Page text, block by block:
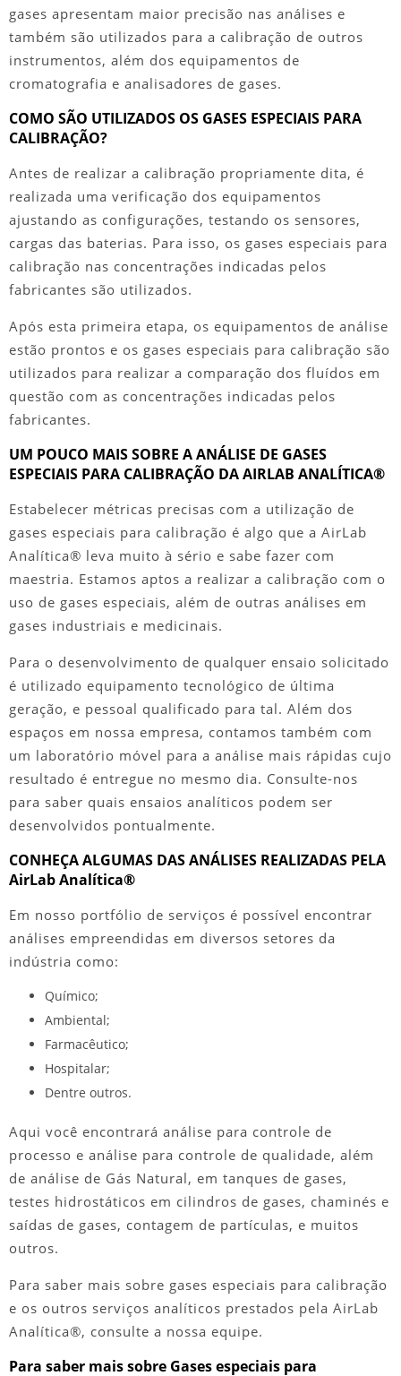
gases apresentam maior precisão nas análises e
também são utilizados para a calibração de outros
instrumentos, além dos equipamentos de
cromatografia e analisadores de gases.
COMO SÃO UTILIZADOS OS GASES ESPECIAIS PARA
CALIBRAÇÃO?
Antes de realizar a calibração propriamente dita, é
realizada uma verificação dos equipamentos
ajustando as configurações, testando os sensores,
cargas das baterias. Para isso, os gases especiais para
calibração nas concentrações indicadas pelos
fabricantes são utilizados.
Após esta primeira etapa, os equipamentos de análise
estão prontos e os gases especiais para calibração são
utilizados para realizar a comparação dos fluídos em
questão com as concentrações indicadas pelos
fabricantes.
UM POUCO MAIS SOBRE A ANÁLISE DE GASES
ESPECIAIS PARA CALIBRAÇÃO DA AIRLAB ANALÍTICA®
Estabelecer métricas precisas com a utilização de
gases especiais para calibração é algo que a AirLab
Analítica® leva muito à sério e sabe fazer com
maestria. Estamos aptos a realizar a calibração com o
uso de gases especiais, além de outras análises em
gases industriais e medicinais.
Para o desenvolvimento de qualquer ensaio solicitado
é utilizado equipamento tecnológico de última
geração, e pessoal qualificado para tal. Além dos
espaços em nossa empresa, contamos também com
um laboratório móvel para a análise mais rápidas cujo
resultado é entregue no mesmo dia. Consulte-nos
para saber quais ensaios analíticos podem ser
desenvolvidos pontualmente.
CONHEÇA ALGUMAS DAS ANÁLISES REALIZADAS PELA
AirLab Analítica®
Em nosso portfólio de serviços é possível encontrar
análises empreendidas em diversos setores da
indústria como:
Químico;
Ambiental;
Farmacêutico;
Hospitalar;
Dentre outros.
Aqui você encontrará análise para controle de
processo e análise para controle de qualidade, além
de análise de Gás Natural, em tanques de gases,
testes hidrostáticos em cilindros de gases, chaminés e
saídas de gases, contagem de partículas, e muitos
outros.
Para saber mais sobre gases especiais para calibração
e os outros serviços analíticos prestados pela AirLab
Analítica®, consulte a nossa equipe.
Para saber mais sobre Gases especiais para